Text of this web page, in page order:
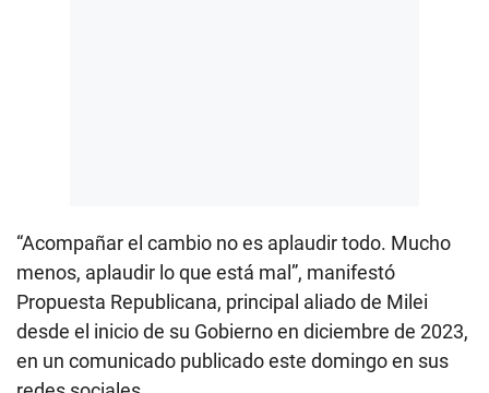
“Acompañar el cambio no es aplaudir todo. Mucho
menos, aplaudir lo que está mal”, manifestó
Propuesta Republicana, principal aliado de Milei
desde el inicio de su Gobierno en diciembre de 2023,
en un comunicado publicado este domingo en sus